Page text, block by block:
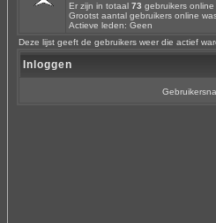
Er zijn in totaal 73 gebruikers
Grootst aantal gebruikers online
Actieve leden: Geen
Deze lijst geeft de gebruikers weer die actief
Inloggen